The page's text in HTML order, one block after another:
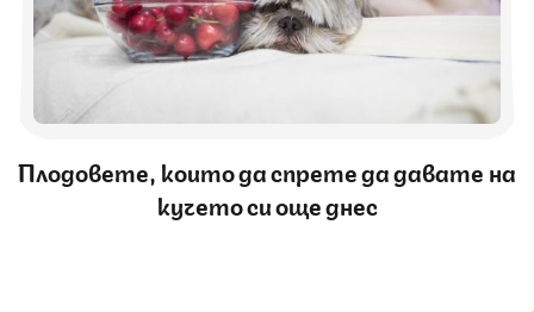
Плодовете, които да спрете да давате на
кучето си още днес